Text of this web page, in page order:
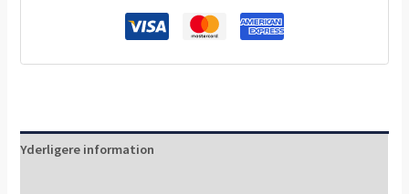
Yderligere information